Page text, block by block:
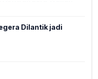
Dilantik jadi